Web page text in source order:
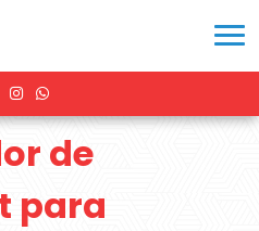
de
para